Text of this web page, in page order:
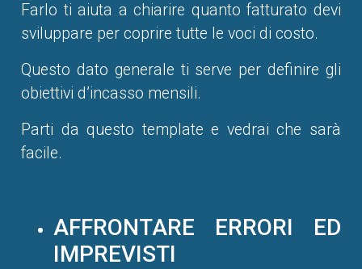
Farlo ti aiuta a chiarire quanto fatturato devi
sviluppare per coprire tutte le voci di costo.
Questo dato generale ti serve per definire gli
obiettivi d’incasso mensili.
Parti da questo template e vedrai che sarà
facile.
AFFRONTARE ERRORI ED
IMPREVISTI